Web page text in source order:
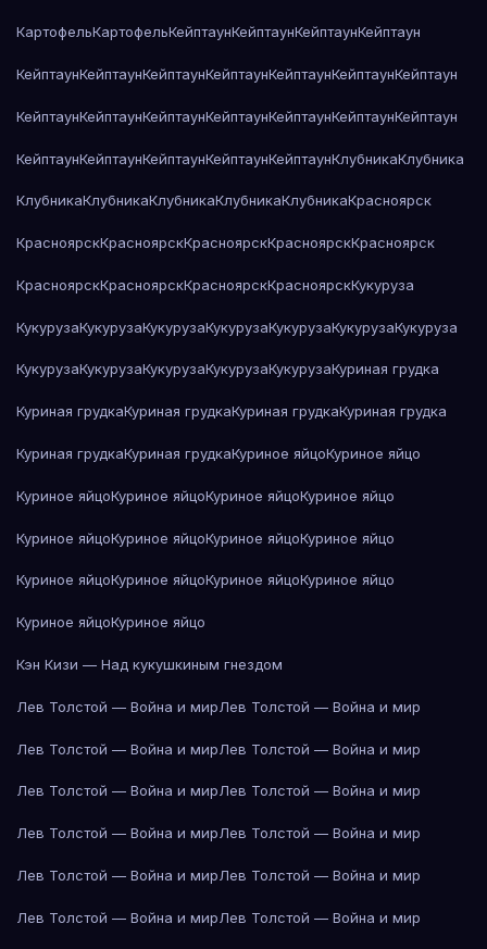
КартофельКартофельКейптаунКейптаунКейптаунКейптаун
КейптаунКейптаунКейптаунКейптаунКейптаунКейптаунКейптаун
КейптаунКейптаунКейптаунКейптаунКейптаунКейптаунКейптаун
КейптаунКейптаунКейптаунКейптаунКейптаунКлубникаКлубника
КлубникаКлубникаКлубникаКлубникаКлубникаКрасноярск
КрасноярскКрасноярскКрасноярскКрасноярскКрасноярск
КрасноярскКрасноярскКрасноярскКрасноярскКукуруза
КукурузаКукурузаКукурузаКукурузаКукурузаКукурузаКукуруза
КукурузаКукурузаКукурузаКукурузаКукурузаКуриная грудка
Куриная грудкаКуриная грудкаКуриная грудкаКуриная грудка
Куриная грудкаКуриная грудкаКуриное яйцоКуриное яйцо
Куриное яйцоКуриное яйцоКуриное яйцоКуриное яйцо
Куриное яйцоКуриное яйцоКуриное яйцоКуриное яйцо
Куриное яйцоКуриное яйцоКуриное яйцоКуриное яйцо
Куриное яйцоКуриное яйцо
Кэн Кизи — Над кукушкиным гнездом
Лев Толстой — Война и мирЛев Толстой — Война и мир
Лев Толстой — Война и мирЛев Толстой — Война и мир
Лев Толстой — Война и мирЛев Толстой — Война и мир
Лев Толстой — Война и мирЛев Толстой — Война и мир
Лев Толстой — Война и мирЛев Толстой — Война и мир
Лев Толстой — Война и мирЛев Толстой — Война и мир